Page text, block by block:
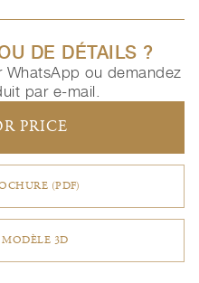
DE DÉTAILS ?
ou demandez
par e-mail.
PRICE
(PDF)
3D